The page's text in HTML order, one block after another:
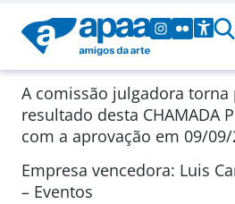
A comissão julgadora torna
resultado desta CHAMADA
com a aprovação em 09/09/
Empresa vencedora: Luis
– Eventos